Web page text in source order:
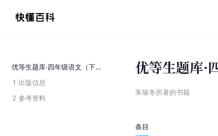
优等生题库·四年级语文（下册）
1 出版信息
2 参考资料
优等生题库·
朱瑜冬所著的书籍
条目